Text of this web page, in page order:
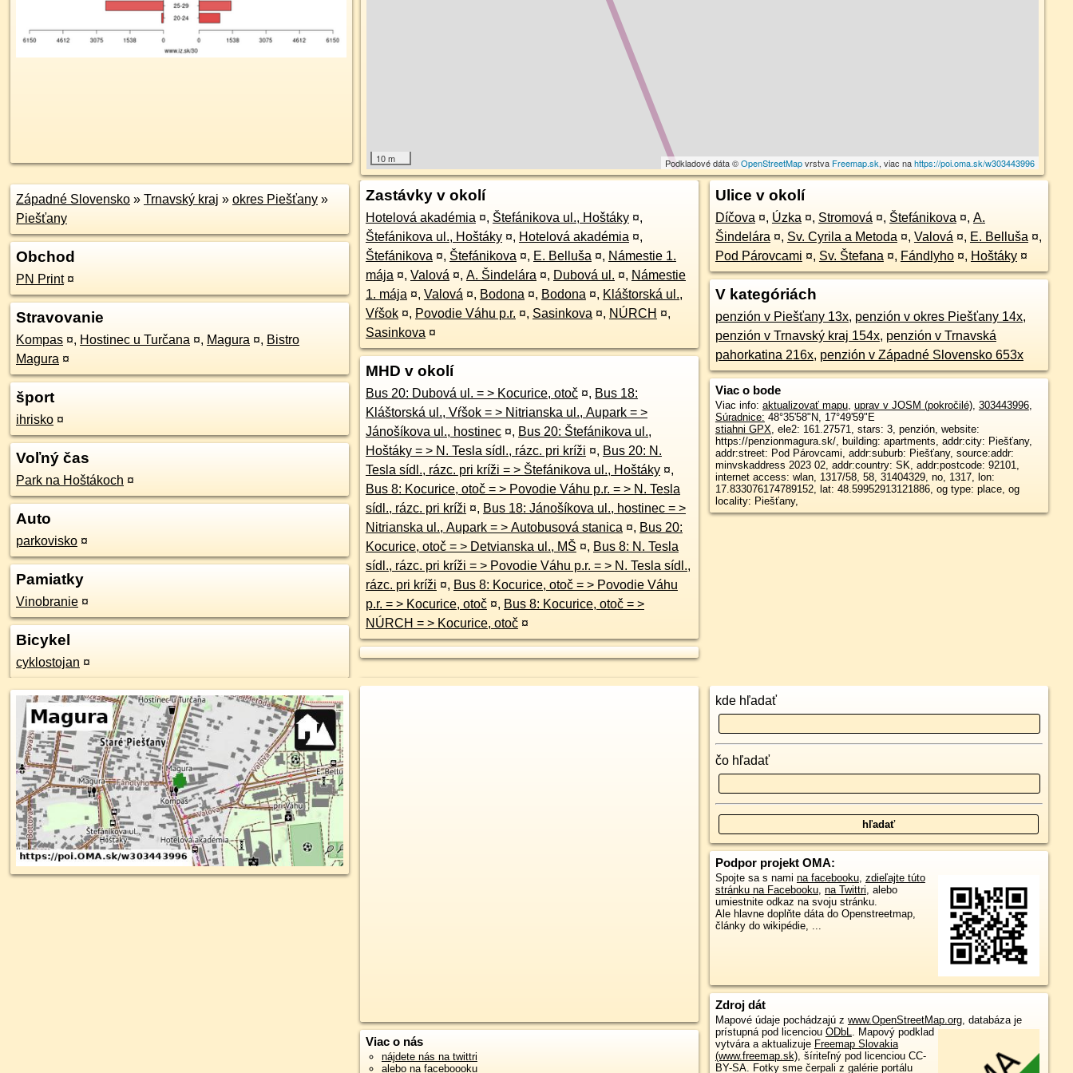
10 m Podkladové dáta ©OpenStreetMapvrstva Freemap.sk, viac nahttps://poi.oma.sk/w303443996
Západné Slovensko » Trnavský kraj » okres Piešťany »
Piešťany
Obchod
PN Print ¤
Stravovanie
Kompas ¤, Hostinec u Turčana ¤, Magura ¤, Bistro
Magura ¤
šport
ihrisko ¤
Voľný čas
Park na Hoštákoch ¤
Auto
parkovisko ¤
Pamiatky
Vinobranie ¤
Bicykel
cyklostojan ¤
Zastávky v okolí
Hotelová akadémia ¤, Štefánikova ul., Hoštáky ¤,
Štefánikova ul., Hoštáky ¤, Hotelová akadémia ¤,
Štefánikova ¤, Štefánikova ¤, E. Belluša ¤, Námestie 1.
mája ¤, Valová ¤, A. Šindelára ¤, Dubová ul. ¤, Námestie
1. mája ¤, Valová ¤, Bodona ¤, Bodona ¤, Kláštorská ul.,
Vŕšok ¤, Povodie Váhu p.r. ¤, Sasinkova ¤, NÚRCH ¤,
Sasinkova ¤
MHD v okolí
Bus 20: Dubová ul. = > Kocurice, otoč ¤, Bus 18:
Kláštorská ul., Vŕšok = > Nitrianska ul., Aupark = >
Jánošíkova ul., hostinec ¤, Bus 20: Štefánikova ul.,
Hoštáky = > N. Tesla sídl., rázc. pri kríži ¤, Bus 20: N.
Tesla sídl., rázc. pri kríži = > Štefánikova ul., Hoštáky ¤,
Bus 8: Kocurice, otoč = > Povodie Váhu p.r. = > N. Tesla
sídl., rázc. pri kríži ¤, Bus 18: Jánošíkova ul., hostinec = >
Nitrianska ul., Aupark = > Autobusová stanica ¤, Bus 20:
Kocurice, otoč = > Detvianska ul., MŠ ¤, Bus 8: N. Tesla
sídl., rázc. pri kríži = > Povodie Váhu p.r. = > N. Tesla sídl.,
rázc. pri kríži ¤, Bus 8: Kocurice, otoč = > Povodie Váhu
p.r. = > Kocurice, otoč ¤, Bus 8: Kocurice, otoč = >
NÚRCH = > Kocurice, otoč ¤
Ulice v okolí
Díčova ¤, Úzka ¤, Stromová ¤, Štefánikova ¤, A.
Šindelára ¤, Sv. Cyrila a Metoda ¤, Valová ¤, E. Belluša ¤,
Pod Párovcami ¤, Sv. Štefana ¤, Fándlyho ¤, Hoštáky ¤
V kategóriách
penzión v Piešťany 13x, penzión v okres Piešťany 14x,
penzión v Trnavský kraj 154x, penzión v Trnavská
pahorkatina 216x, penzión v Západné Slovensko 653x
Viac o bode
Viac info: aktualizovať mapu, uprav v JOSM (pokročilé), 303443996,
Súradnice: 48°35'58"N, 17°49'59"E
stiahni GPX, ele2: 161.27571, stars: 3, penzión, website:
https://penzionmagura.sk/, building: apartments, addr:city: Piešťany,
addr:street: Pod Párovcami, addr:suburb: Piešťany, source:addr:
minvskaddress 2023 02, addr:country: SK, addr:postcode: 92101,
internet access: wlan, 1317/58, 58, 31404329, no, 1317, lon:
17.833076174789152, lat: 48.59952913121886, og type: place, og
locality: Piešťany,
Viac o nás
nájdete nás na twittri
alebo na faceboooku
kde hľadať
čo hľadať
Podpor projekt OMA:
Spojte sa s nami na facebooku, zdieľajte túto
stránku na Facebooku, na Twittri, alebo
umiestnite odkaz na svoju stránku.
Ale hlavne doplňte dáta do Openstreetmap,
články do wikipédie, ...
Zdroj dát
Mapové údaje pochádzajú z www.OpenStreetMap.org, databáza je
prístupná pod licenciou ODbL. Mapový podklad
vytvára a aktualizuje Freemap Slovakia
(www.freemap.sk), šíriteľný pod licenciou CC-
BY-SA. Fotky sme čerpali z galérie portálu